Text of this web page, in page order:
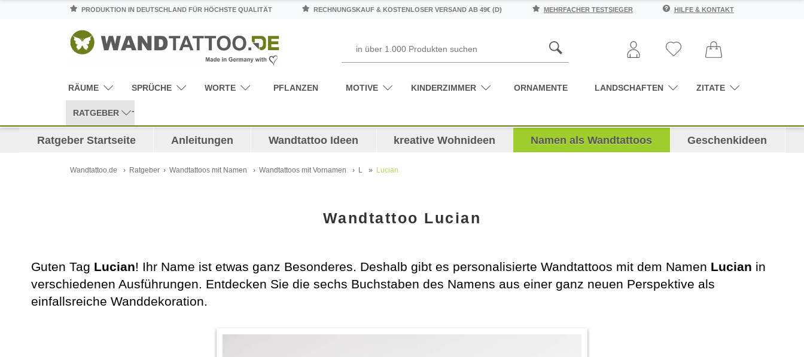
PRODUKTION IN DEUTSCHLAND FÜR HÖCHSTE QUALITÄT RECHNUNGSKAUF & KOSTENLOSER VERSAND AB 49€ (D) MEHRFACHER TESTSIEGER HILFE & KONTAKT
RÄUME SPRÜCHE WORTE PFLANZEN MOTIVE KINDERZIMMER ORNAMENTE LANDSCHAFTEN ZITATE
RATGEBER
Ratgeber Startseite Anleitungen Wandtattoo Ideen kreative Wohnideen Namen als Wandtattoos Geschenkideen
Wandtattoo.de Ratgeber Wandtattoos mit Namen Wandtattoos mit Vornamen L Lucian
Wandtattoo Lucian
Guten Tag Lucian! Ihr Name ist etwas ganz Besonderes. Deshalb gibt es personalisierte Wandtattoos mit dem Namen Lucian in
verschiedenen Ausführungen. Entdecken Sie die sechs Buchstaben des Namens aus einer ganz neuen Perspektive als
einfallsreiche Wanddekoration.